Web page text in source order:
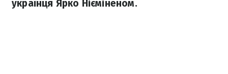
українця Ярко Нієміненом.